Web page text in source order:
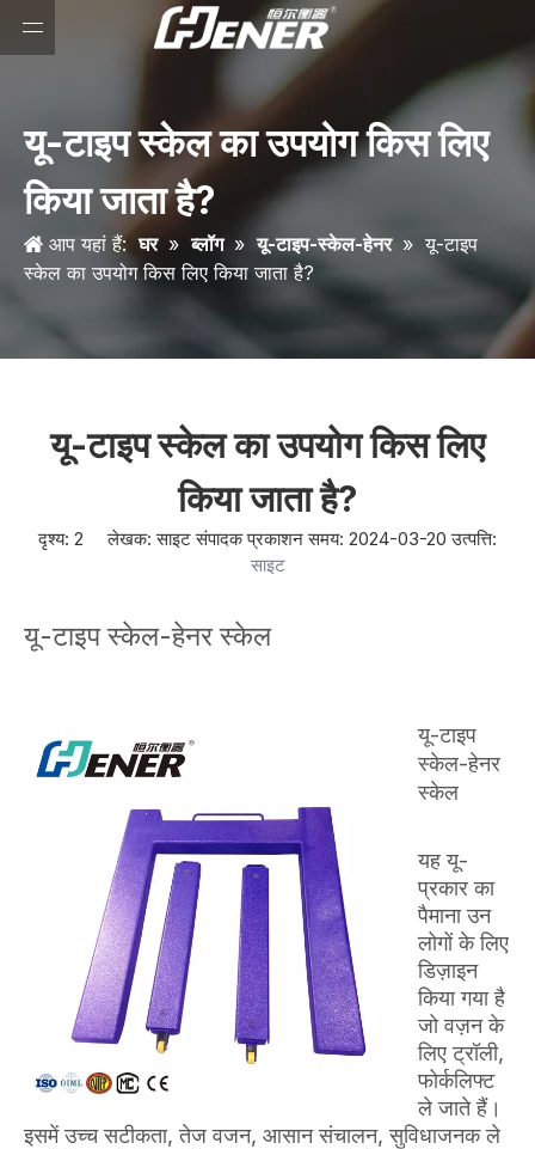
यू-टाइप स्केल का उपयोग किस लिए
किया जाता है?
आप यहां हैं: घर » ब्लॉग » यू-टाइप-स्केल-हेनर » यू-टाइप
स्केल का उपयोग किस लिए किया जाता है?
यू-टाइप स्केल का उपयोग किस लिए
किया जाता है?
दृश्य: 2 लेखक: साइट संपादक प्रकाशन समय: 2024-03-20 उत्पत्ति:
साइट
यू-टाइप स्केल-हेनर स्केल
यू-टाइप
स्केल-हेनर
स्केल
यह यू-
प्रकार का
पैमाना उन
लोगों के लिए
डिज़ाइन
किया गया है
जो वज़न के
लिए ट्रॉली,
फोर्कलिफ्ट
ले जाते हैं।
इसमें उच्च सटीकता, तेज वजन, आसान संचालन, सुविधाजनक ले